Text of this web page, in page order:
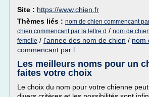
Site : https://www.chien.fr
Thèmes liés : nom de chien commencant par
chien commencant par la lettre d / nom de
femelle / l'annee des nom de chien / nom
commencant par l
Les meilleurs noms pour un
faites votre choix
Le choix du nom pour votre chienne